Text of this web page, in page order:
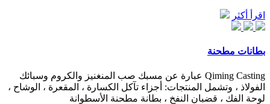
اقرأ أكثر
بطانات مطحنة
Qiming Casting عبارة عن مسبك صب المنغنيز والكروم وسبائك
الفولاذ ، وتشمل المنتجات: أجزاء تآكل الكسارة ، المقعرة ، الوشاح ،
لوحة الفك ، قضبان النفخ ، بطانة مطحنة الأسطوانة